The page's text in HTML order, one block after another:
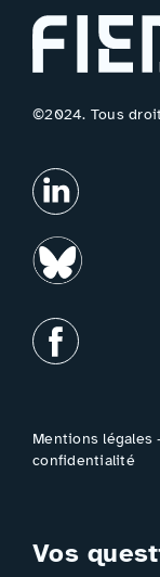
©2024. Tous
Mentions légales
confidentialité
Vos